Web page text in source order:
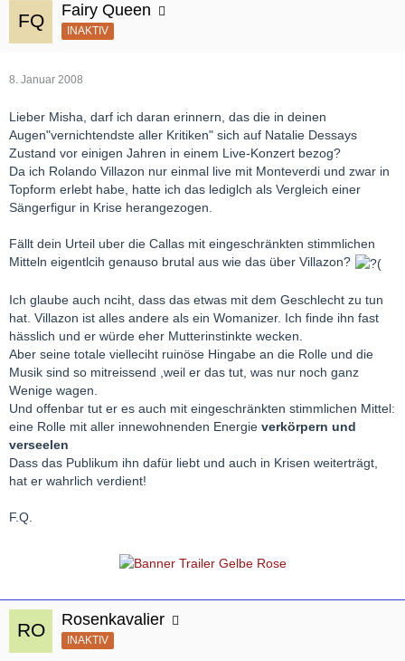
Fairy Queen
INAKTIV
8. Januar 2008
Lieber Misha, darf ich daran erinnern, das die in deinen
Augen"vernichtendste aller Kritiken" sich auf Natalie Dessays
Zustand vor einigen Jahren in einem Live-Konzert bezog?
Da ich Rolando Villazon nur einmal live mit Monteverdi und zwar in
Topform erlebt habe, hatte ich das lediglch als Vergleich einer
Sängerfigur in Krise herangezogen.
Fällt dein Urteil uber die Callas mit eingeschränkten stimmlichen
Mitteln eigentlcih genauso brutal aus wie das über Villazon?
Ich glaube auch nciht, dass das etwas mit dem Geschlecht zu tun
hat. Villazon ist alles andere als ein Womanizer. Ich finde ihn fast
hässlich und er würde eher Mutterinstinkte wecken.
Aber seine totale vielleciht ruinöse Hingabe an die Rolle und die
Musik sind so mitreissend ,weil er das tut, was nur noch ganz
Wenige wagen.
Und offenbar tut er es auch mit eingeschränkten stimmlichen Mittel:
eine Rolle mit aller innewohnenden Energie verkörpern und
verseelen
Dass das Publikum ihn dafür liebt und auch in Krisen weiterträgt,
hat er wahrlich verdient!
F.Q.
Rosenkavalier
INAKTIV